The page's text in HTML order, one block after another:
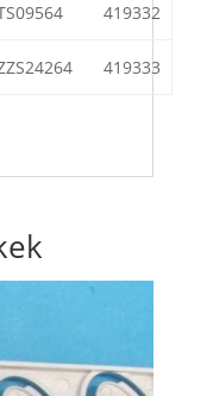
419332
419333